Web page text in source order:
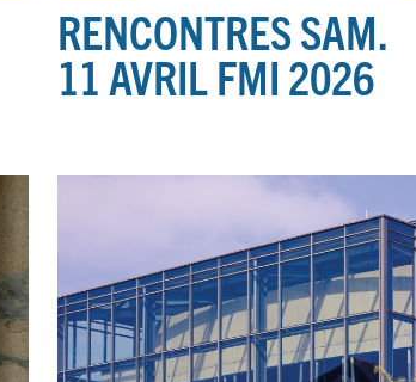
RENCONTRES SAM.
11 AVRIL FMI 2026